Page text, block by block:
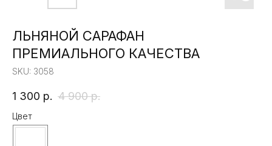
ЛЬНЯНОЙ САРАФАН
ПРЕМИАЛЬНОГО КАЧЕСТВА
SKU: 3058
1 300 р. 4 900 р.
Цвет